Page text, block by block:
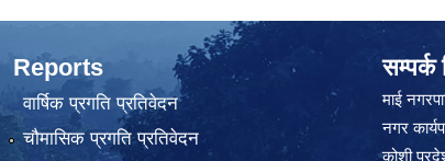
Reports
वार्षिक प्रगति प्रतिवेदन
चौमासिक प्रगति प्रतिवेदन
सम्पर्क
माई
नगर
कोशी